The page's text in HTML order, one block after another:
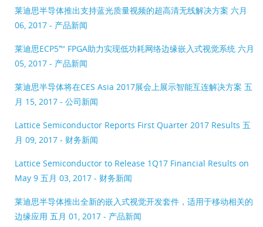
莱迪思半导体推出支持蓝光质量视频的超高清无线解决方案 六月
06, 2017 - 产品新闻
莱迪思ECP5™ FPGA助力实现低功耗网络边缘嵌入式视觉系统 六月
05, 2017 - 产品新闻
莱迪思半导体将在CES Asia 2017展会上展示智能互连解决方案 五
月 15, 2017 - 公司新闻
Lattice Semiconductor Reports First Quarter 2017 Results 五
月 09, 2017 - 财务新闻
Lattice Semiconductor to Release 1Q17 Financial Results on
May 9 五月 03, 2017 - 财务新闻
莱迪思半导体推出全新的嵌入式视觉开发套件，适用于移动相关的
边缘应用 五月 01, 2017 - 产品新闻